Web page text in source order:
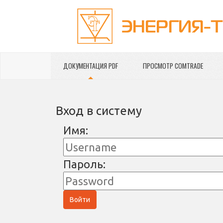
ДОКУМЕНТАЦИЯ PDF ПРОСМОТР COMTRADE
Вход в систему
Имя:
Пароль:
Войти